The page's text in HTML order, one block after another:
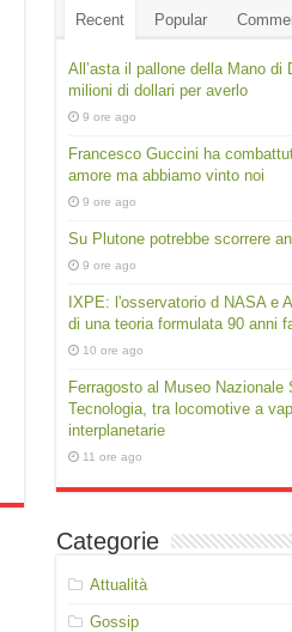
Recent Popular
All’asta il pallone della Mano di
milioni di dollari per averlo
9 ore ago
Francesco Guccini ha
amore ma abbiamo vinto noi
9 ore ago
Su Plutone potrebbe scorrere
9 ore ago
IXPE: l'osservatorio d NASA e
di una teoria formulata 90 anni
10 ore ago
Ferragosto al Museo Nazionale
Tecnologia, tra locomotive a
interplanetarie
11 ore ago
Categorie
Attualità
Gossip